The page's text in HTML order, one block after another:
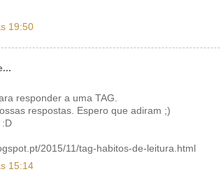
19:50
responder a uma TAG.
respostas. Espero que adiram ;)
:D
2015/11/tag-habitos-de-leitura.html
15:14